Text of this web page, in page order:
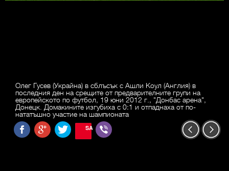
Олег Гусев (Украйна) в сблъсък с Ашли Коул (Англия) в
последния ден на срещите от предварителните групи на
европейското по футбол, 19 юни 2012 г., "Донбас арена",
Донецк. Домакините изгубиха с 0:1 и отпаднаха от по-
нататъшно участие на шампионата
SAVE